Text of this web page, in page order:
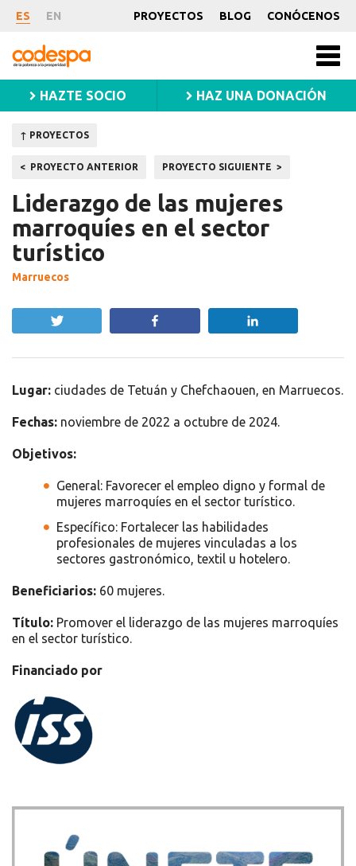
Proyecto
ES EN PROYECTOS BLOG CONÓCENOS
CODESPA
HAZTE SOCIO HAZ UNA DONACIÓN
↑ PROYECTOS
Navegación
de
entradas
PROYECTO ANTERIOR PROYECTO SIGUIENTE
Liderazgo de las mujeres
marroquíes en el sector
turístico
Marruecos
Lugar: ciudades de Tetuán y Chefchaouen, en Marruecos.
Fechas: noviembre de 2022 a octubre de 2024.
Objetivos:
General: Favorecer el empleo digno y formal de
mujeres marroquíes en el sector turístico.
Específico: Fortalecer las habilidades
profesionales de mujeres vinculadas a los
sectores gastronómico, textil u hotelero.
Beneficiarios: 60 mujeres.
Título: Promover el liderazgo de las mujeres marroquíes
en el sector turístico.
Financiado por
Recursos
Únete